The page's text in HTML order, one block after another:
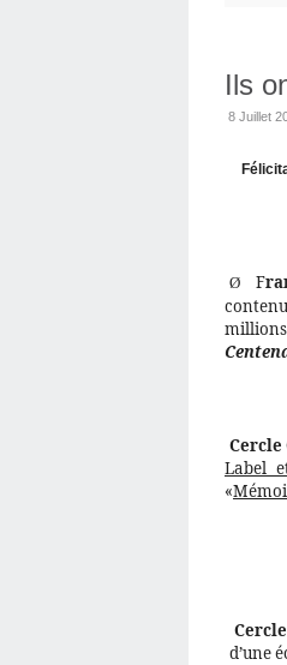
Ils
8 Juillet
Ø F
Label
«
d’une